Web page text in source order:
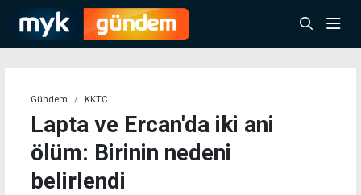
Gündem KKTC
Lapta ve Ercan'da iki ani
ölüm: Birinin nedeni
belirlendi